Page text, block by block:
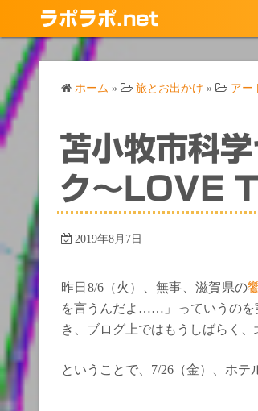
ン
ツ
へ
ス
ラポラポ.net
ホーム » 旅とお出かけ » アー
苫小牧市科
ク～LOVE
2019年8月7日
昨日8/6（火）、無事、滋賀県の
を言うんだよ……」っていうの
き、ブログ上ではもうしばらく
ということで、7/26（金）、ホ